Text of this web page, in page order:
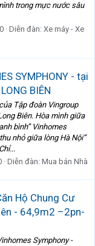
trong mực nước sâu
Diễn đàn: Xe máy - Xe
SYMPHONY - tại
BIÊN
Tập đoàn Vingroup
Biên. Hòa mình giữa
bình” Vinhomes
nhỏ giữa lòng Hà Nội”
Diễn đàn: Mua bán Nhà
Hộ Chung Cư
- 64,9m2 –2pn-
Symphony -